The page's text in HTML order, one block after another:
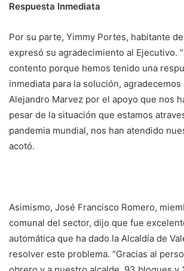
Respuesta Inmediata
Por su parte, Yimmy Portes, habitante
expresó su agradecimiento al Ejecutivo.
contento porque hemos tenido una
inmediata para la solución, agradecemos
Alejandro Marvez por el apoyo que nos
pesar de la situación que estamos
pandemia mundial, nos han atendido
acotó.
Asimismo, José Francisco Romero,
comunal del sector, dijo que fue
automática que ha dado la Alcaldía de
resolver este problema. “Gracias al